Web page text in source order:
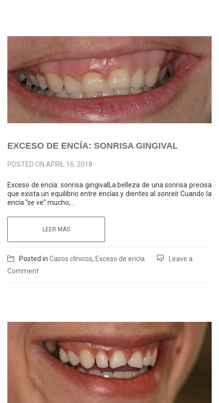
EXCESO DE ENCÍA: SONRISA GINGIVAL
POSTED ON APRIL 16, 2018
Exceso de encía: sonrisa gingivalLa belleza de una sonrisa precisa
que exista un equilibrio entre encías y dientes al sonreír Cuando la
encía “se ve” mucho,…
LEER MÁS
Posted in Casos clínicos, Exceso de encía
Leave a
Comment